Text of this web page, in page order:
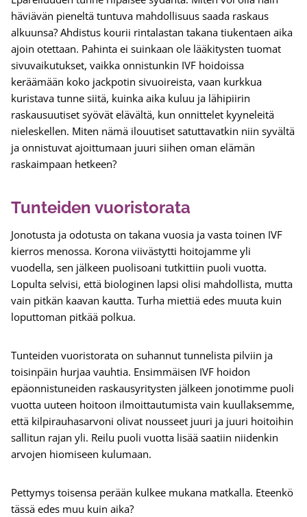
häviävän pieneltä tuntuva mahdollisuus saada raskaus
alkuunsa? Ahdistus kourii rintalastan takana tiukentaen aika
ajoin otettaan. Pahinta ei suinkaan ole lääkitysten tuomat
sivuvaikutukset, vaikka onnistunkin IVF hoidoissa
keräämään koko jackpotin sivuoireista, vaan kurkkua
kuristava tunne siitä, kuinka aika kuluu ja lähipiirin
raskausuutiset syövät elävältä, kun onnittelet kyyneleitä
nieleskellen. Miten nämä ilouutiset satuttavatkin niin syvältä
ja onnistuvat ajoittumaan juuri siihen oman elämän
raskaimpaan hetkeen?
Tunteiden vuoristorata
Jonotusta ja odotusta on takana vuosia ja vasta toinen IVF
kierros menossa. Korona viivästytti hoitojamme yli
vuodella, sen jälkeen puolisoani tutkittiin puoli vuotta.
Lopulta selvisi, että biologinen lapsi olisi mahdollista, mutta
vain pitkän kaavan kautta. Turha miettiä edes muuta kuin
loputtoman pitkää polkua.
Tunteiden vuoristorata on suhannut tunnelista pilviin ja
toisinpäin hurjaa vauhtia. Ensimmäisen IVF hoidon
epäonnistuneiden raskausyritysten jälkeen jonotimme puoli
vuotta uuteen hoitoon ilmoittautumista vain kuullaksemme,
että kilpirauhasarvoni olivat nousseet juuri ja juuri hoitoihin
sallitun rajan yli. Reilu puoli vuotta lisää saatiin niidenkin
arvojen hiomiseen kulumaan.
Pettymys toisensa perään kulkee mukana matkalla. Eteenkö
tässä edes muu kuin aika?